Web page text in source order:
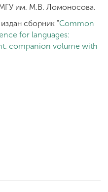
им. М.В. Ломоносова.
сборник "Сommon
for languages:
companion volume with